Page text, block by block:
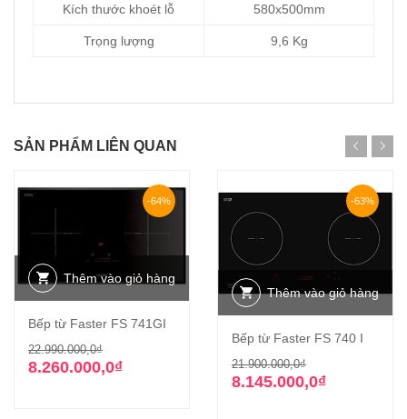
Kích thước khoét lỗ 580x500mm
Trọng lượng 9,6 Kg
SẢN PHẨM LIÊN QUAN
-64%
Thêm vào giỏ hàng
Bếp từ Faster FS 741GI
22.990.000,0₫Giá
gốc
8.260.000,0₫
Giá
hiện
-63%
Thêm vào giỏ hàng
Bếp từ Faster FS 740 I
21.900.000,0₫Giá
gốc
8.145.000,0₫
Giá
hiện